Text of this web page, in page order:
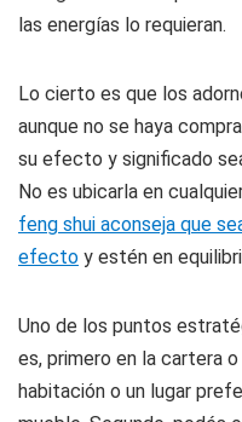
las energías lo requieran.
Lo cierto es que los
aunque no se haya
su efecto y significado
No es ubicarla en
feng shui aconseja que
efecto y estén en
Uno de los puntos
es, primero en la cartera
habitación o un lugar